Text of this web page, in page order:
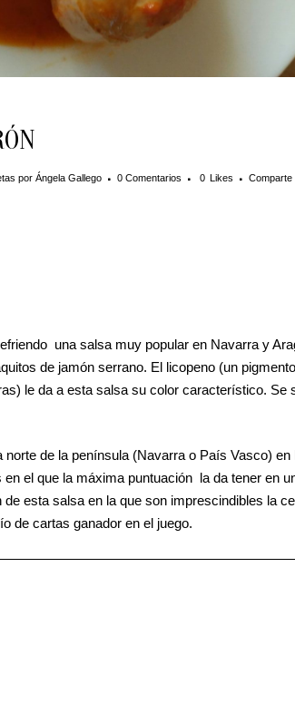
por Ángela Gallego 0 Comentarios 0 Likes Comparte
una salsa muy popular en Navarra y
de jamón serrano. El licopeno (un
le da a esta salsa su color característico. Se
de la península (Navarra o País Vasco) en
en el que la máxima puntuación la da tener en
esta salsa en la que son imprescindibles la
de cartas ganador en el juego.